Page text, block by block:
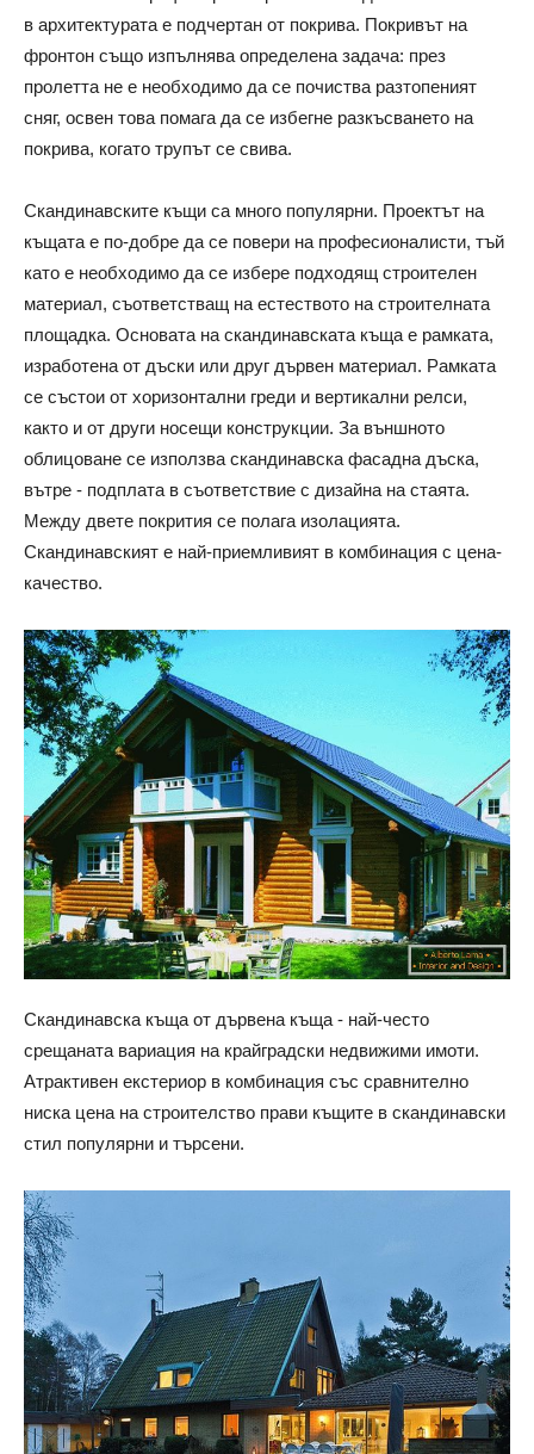
в архитектурата е подчертан от покрива. Покривът на
фронтон също изпълнява определена задача: през
пролетта не е необходимо да се почиства разтопеният
сняг, освен това помага да се избегне разкъсването на
покрива, когато трупът се свива.
Скандинавските къщи са много популярни. Проектът на
къщата е по-добре да се повери на професионалисти, тъй
като е необходимо да се избере подходящ строителен
материал, съответстващ на естеството на строителната
площадка. Основата на скандинавската къща е рамката,
изработена от дъски или друг дървен материал. Рамката
се състои от хоризонтални греди и вертикални релси,
както и от други носещи конструкции. За външното
облицоване се използва скандинавска фасадна дъска,
вътре - подплата в съответствие с дизайна на стаята.
Между двете покрития се полага изолацията.
Скандинавският е най-приемливият в комбинация с цена-
качество.
Скандинавска къща от дървена къща - най-често
срещаната вариация на крайградски недвижими имоти.
Атрактивен екстериор в комбинация със сравнително
ниска цена на строителство прави къщите в скандинавски
стил популярни и търсени.